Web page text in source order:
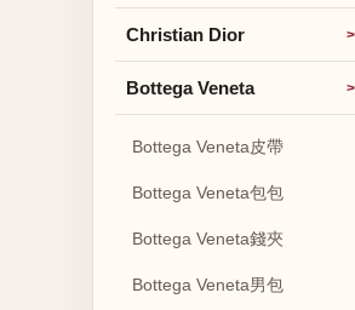
Christian Dior
Bottega Veneta
Bottega Veneta皮帶
Bottega Veneta包包
Bottega Veneta錢夾
Bottega Veneta男包